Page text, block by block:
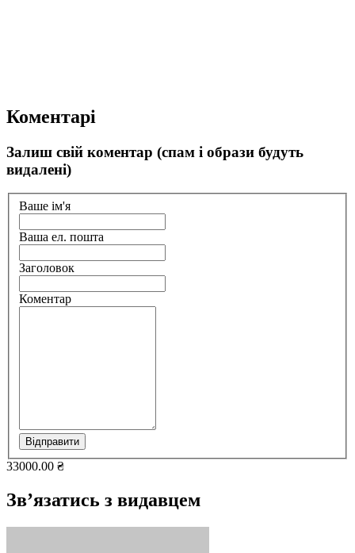
Коментарі
Залиш свій коментар (спам і образи будуть
видалені)
Ваше ім'я
Ваша ел. пошта
Заголовок
Коментар
Відправити
33000.00 ₴
Зв’язатись з видавцем